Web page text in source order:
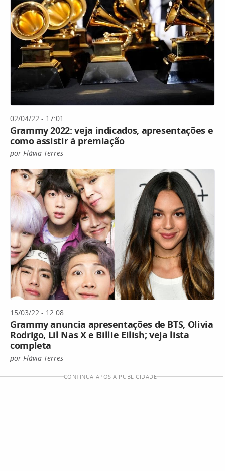
02/04/22 - 17:01
Grammy 2022: veja indicados, apresentações e
como assistir à premiação
por Flávia Terres
15/03/22 - 12:08
Grammy anuncia apresentações de BTS, Olivia
Rodrigo, Lil Nas X e Billie Eilish; veja lista
completa
por Flávia Terres
CONTINUA APÓS A PUBLICIDADE